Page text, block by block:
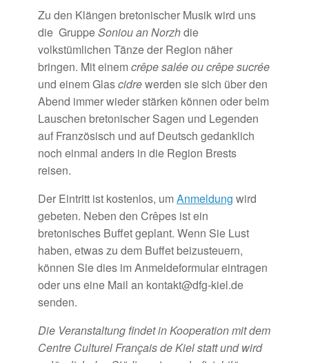
Zu den Klängen bretonischer Musik wird uns
die GruppeSoniou an Norzhdie
volkstümlichen Tänze der Region näher
bringen. Mit einemcrêpe salée ou crêpe sucrée
und einem Glascidrewerden sie sich über den
Abend immer wieder stärken können oder beim
Lauschen bretonischer Sagen und Legenden
auf Französisch und auf Deutsch gedanklich
noch einmal anders in die Region Brests
reisen.
Der Eintritt ist kostenlos, umAnmeldung wird
gebeten. Neben den Crêpes ist ein
bretonisches Buffet geplant. Wenn Sie Lust
haben, etwas zu dem Buffet beizusteuern,
können Sie dies im Anmeldeformular eintragen
oder uns eine Mail an kontakt@dfg-kiel.de
senden.
Die Veranstaltung findet in Kooperation mit dem
Centre Culturel Français de Kiel statt und wird